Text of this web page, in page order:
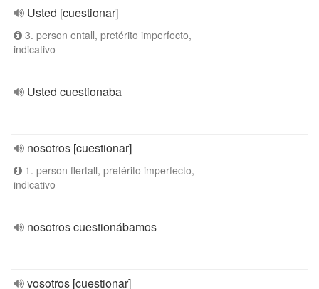
Usted [cuestionar]
3. person entall, pretérito imperfecto,
indicativo
Usted cuestionaba
nosotros [cuestionar]
1. person flertall, pretérito imperfecto,
indicativo
nosotros cuestionábamos
vosotros [cuestionar]